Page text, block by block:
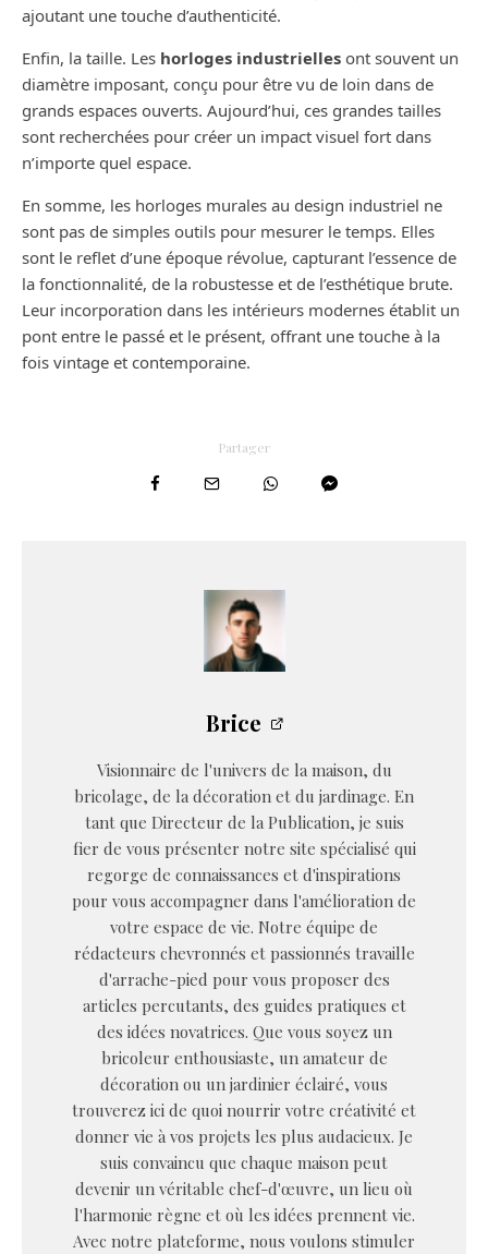
ajoutant une touche d’authenticité.
Enfin, la taille. Les horloges industrielles ont souvent un
diamètre imposant, conçu pour être vu de loin dans de
grands espaces ouverts. Aujourd’hui, ces grandes tailles
sont recherchées pour créer un impact visuel fort dans
n’importe quel espace.
En somme, les horloges murales au design industriel ne
sont pas de simples outils pour mesurer le temps. Elles
sont le reflet d’une époque révolue, capturant l’essence de
la fonctionnalité, de la robustesse et de l’esthétique brute.
Leur incorporation dans les intérieurs modernes établit un
pont entre le passé et le présent, offrant une touche à la
fois vintage et contemporaine.
Partager
Brice
Visionnaire de l'univers de la maison, du
bricolage, de la décoration et du jardinage. En
tant que Directeur de la Publication, je suis
fier de vous présenter notre site spécialisé qui
regorge de connaissances et d'inspirations
pour vous accompagner dans l'amélioration de
votre espace de vie. Notre équipe de
rédacteurs chevronnés et passionnés travaille
d'arrache-pied pour vous proposer des
articles percutants, des guides pratiques et
des idées novatrices. Que vous soyez un
bricoleur enthousiaste, un amateur de
décoration ou un jardinier éclairé, vous
trouverez ici de quoi nourrir votre créativité et
donner vie à vos projets les plus audacieux. Je
suis convaincu que chaque maison peut
devenir un véritable chef-d'œuvre, un lieu où
l'harmonie règne et où les idées prennent vie.
Avec notre plateforme, nous voulons stimuler